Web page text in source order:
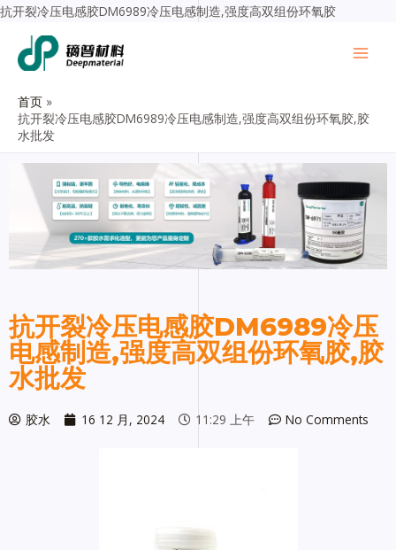
抗开裂冷压电感胶DM6989冷压电感制造,强度高双组份环氧胶
首页
抗开裂冷压电感胶DM6989冷压电感制造,强度高双组份环氧胶,胶
水批发
抗开裂冷压电感胶DM6989冷压
电感制造,强度高双组份环氧胶,胶
水批发
胶水 16 12 月, 2024 11:29 上午 No Comments